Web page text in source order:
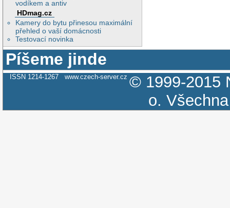
vodíkem a antiv
HDmag.cz
Kamery do bytu přinesou maximální
přehled o vaší domácnosti
Testovací novinka
Píšeme jinde
ISSN 1214-1267 www.czech-server.cz © 1999-2015
o.